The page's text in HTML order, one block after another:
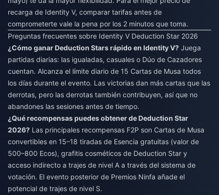
recarga de Identity V, comparar tarifas antes de
comprometerte vale la pena por los 2 minutos que toma.
Preguntas frecuentes sobre Identity V Deduction Star 2026
¿Cómo ganar Deduction Stars rápido en Identity V? Juega
partidas diarias: las igualadas, casuales o Dúo de Cazadores
cuentan. Alcanza el límite diario de 15 Cartas de Musa todos
los días durante el evento. Las victorias dan más cartas que las
derrotas, pero las derrotas también contribuyen, así que no
abandones las sesiones antes de tiempo.
¿Qué recompensas puedes obtener de Deduction Star
2026? Las principales recompensas F2P son Cartas de Musa
convertibles en 15–18 tiradas de Esencia gratuitas (valor de
500–800 Ecos), grafitis cosméticos de Deduction Star y
acceso indirecto a trajes de nivel A a través del sistema de
votación. El evento posterior de Premios Ninfa añade el
potencial de trajes de nivel S.